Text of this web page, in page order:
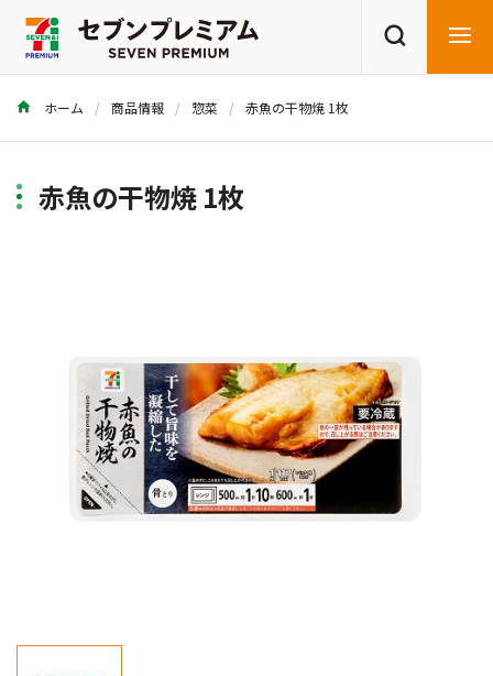
商品を探す
ホーム 商品情報 惣菜 赤魚の干物焼 1枚
赤魚の干物焼 1枚